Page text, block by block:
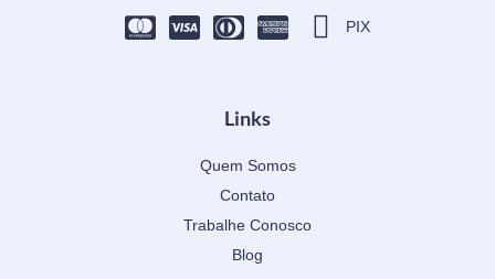
PIX
Links
Quem Somos
Contato
Trabalhe Conosco
Blog